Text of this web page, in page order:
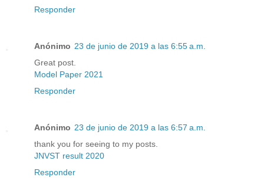
Responder
Anónimo 23 de junio de 2019 a las 6:55 a.m.
Great post.
Model Paper 2021
Responder
Anónimo 23 de junio de 2019 a las 6:57 a.m.
thank you for seeing to my posts.
JNVST result 2020
Responder